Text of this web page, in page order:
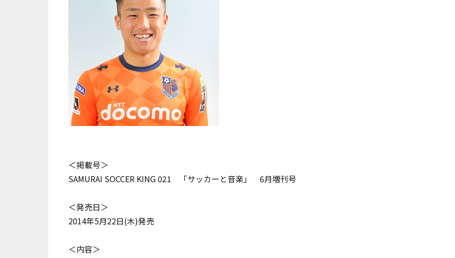
＜掲載号＞
SAMURAI SOCCER KING 021 「サッカーと音楽」 6月増刊号
＜発売日＞
2014年5月22日(木)発売
＜内容＞